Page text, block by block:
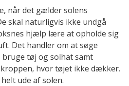
når det gælder solens
skal naturligvis ikke undgå
hjælp lære at opholde sig
Det handler om at søge
bruge tøj og solhat samt
hvor tøjet ikke dækker.
ude af solen.